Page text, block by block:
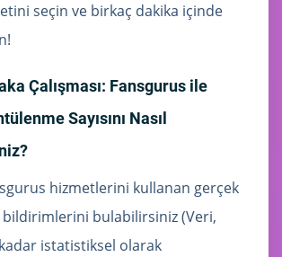
seçin ve birkaç dakika içinde
Çalışması: Fansgurus ile
Sayısını Nasıl
hizmetlerini kullanan gerçek
bildirimlerini bulabilirsiniz (Veri,
istatistiksel olarak